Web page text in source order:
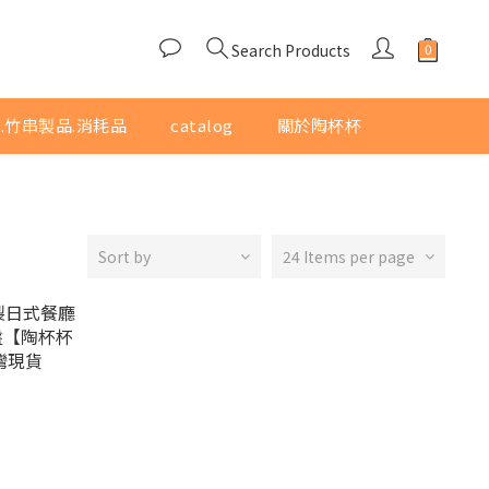
Search Products
竹串製品.消耗品 catalog 關於陶杯杯
Sort by 24 Items per page